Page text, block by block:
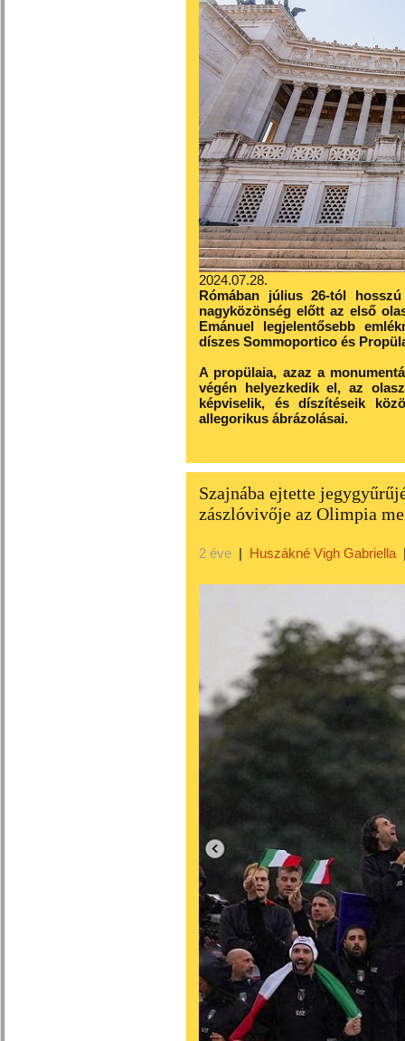
2024.07.28.
Rómában július 26-tól
nagyközönség előtt az első
Emánuel legjelentősebb
díszes Sommoportico és
A propülaia, azaz a
végén helyezkedik el, az
képviselik, és díszítéseik
allegorikus ábrázolásai.
Szajnába ejtette
zászlóvivője az Olimpia
2 éve | Huszákné Vigh Gabriella